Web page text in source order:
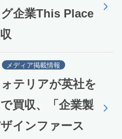
企業This Place
メディア掲載情報
テリアが英社を
買収、「企業製
インファース